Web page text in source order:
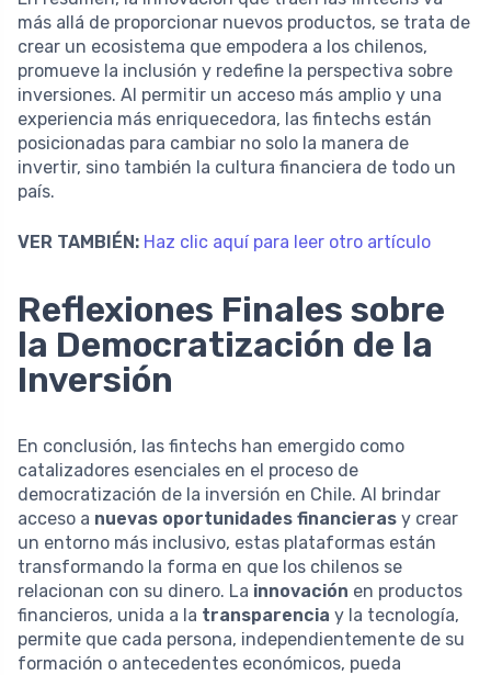
más allá de proporcionar nuevos productos, se trata de
crear un ecosistema que empodera a los chilenos,
promueve la inclusión y redefine la perspectiva sobre
inversiones. Al permitir un acceso más amplio y una
experiencia más enriquecedora, las fintechs están
posicionadas para cambiar no solo la manera de
invertir, sino también la cultura financiera de todo un
país.
VER TAMBIÉN: Haz clic aquí para leer otro artículo
Reflexiones Finales sobre
la Democratización de la
Inversión
En conclusión, las fintechs han emergido como
catalizadores esenciales en el proceso de
democratización de la inversión en Chile. Al brindar
acceso a nuevas oportunidades financieras y crear
un entorno más inclusivo, estas plataformas están
transformando la forma en que los chilenos se
relacionan con su dinero. La innovación en productos
financieros, unida a la transparencia y la tecnología,
permite que cada persona, independientemente de su
formación o antecedentes económicos, pueda